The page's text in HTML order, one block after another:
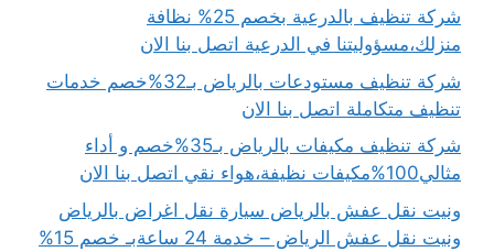
شركة تنظيف بالدرعية بخصم 25% نظافة
منزلك،مسؤوليتنا في الدرعية اتصل بنا الان
شركة تنظيف مستودعات بالرياض بـ32%خصم خدمات
تنظيف متكاملة اتصل بنا الان
شركة تنظيف مكيفات بالرياض بـ35%خصم و أداء
مثالي100%مكيفات نظيفة،هواء نقي اتصل بنا الان
ونيت نقل عفش بالرياض سيارة نقل اغراض بالرياض
ونيت نقل عفش الرياض – خدمة 24 ساعةبـ خصم 15%